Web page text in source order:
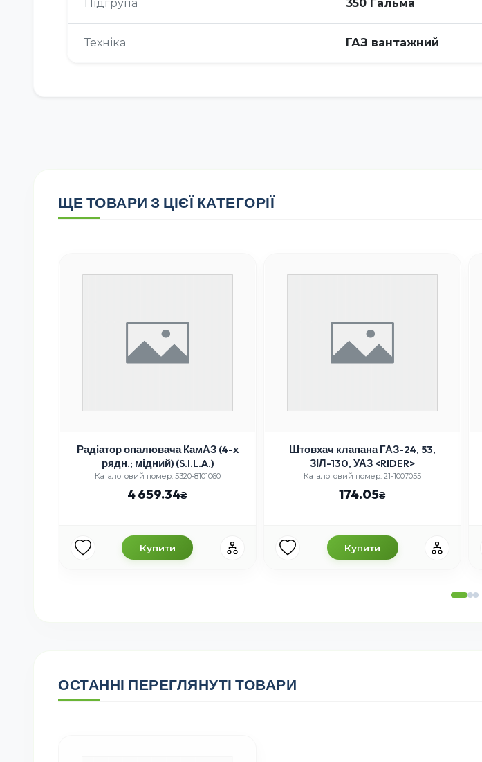
Підгрупа 350 Гальма
Техніка ГАЗ вантажний
ЩЕ ТОВАРИ З ЦІЄЇ КАТЕГОРІЇ
Радіатор опалювача КамАЗ (4-х
рядн.; мідний) (S.I.L.A.)
Каталоговий номер: 5320-8101060
4 659.34
Купити
Штовхач клапана ГАЗ-24, 53,
ЗІЛ-130, УАЗ <RIDER>
Каталоговий номер: 21-1007055
174.05
Купити
ОСТАННІ ПЕРЕГЛЯНУТІ ТОВАРИ